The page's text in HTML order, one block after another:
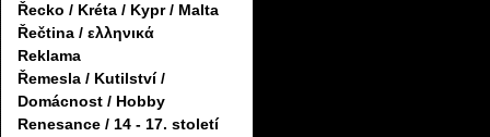
Řecko / Kréta / Kypr / Malta
Řečtina / ελληνικά
Reklama
Řemesla / Kutilství /
Domácnost / Hobby
Renesance / 14 - 17. století